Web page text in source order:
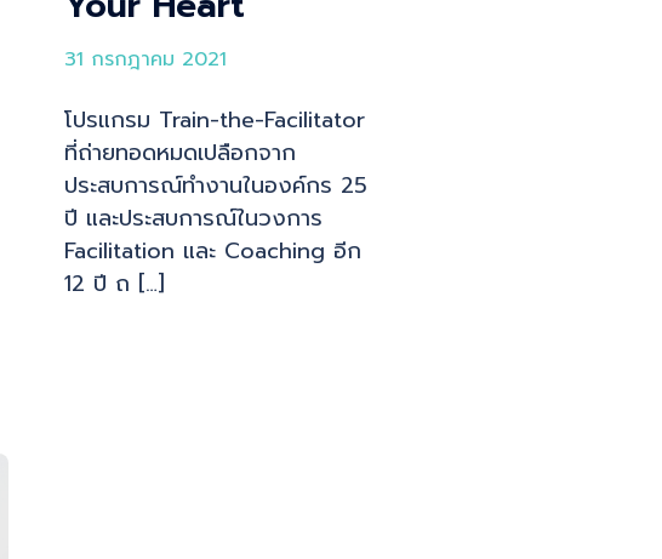
31 กรกฎาคม 2021
โปรแกรม Train-the-Facilitator
ที่ถ่ายทอดหมดเปลือกจาก
ประสบการณ์ทำงานในองค์กร 25
ปี และประสบการณ์ในวงการ
Facilitation และ Coaching อีก
12 ปี ถ […]